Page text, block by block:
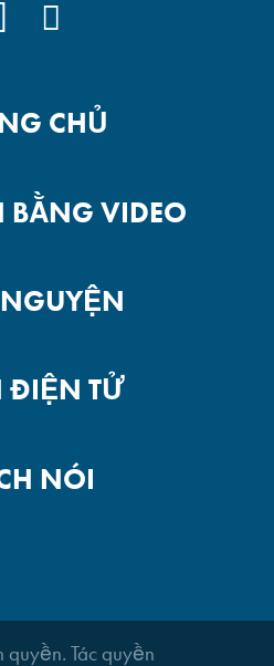
YOUTUBE
CHỦ
VIDEO
ĐIỆN TỬ
NÓI
Tác quyền